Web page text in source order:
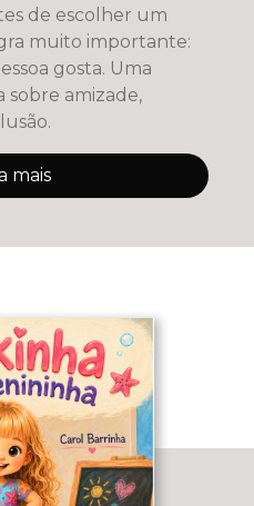
muito importante:
gosta. Uma
sobre amizade,
mais